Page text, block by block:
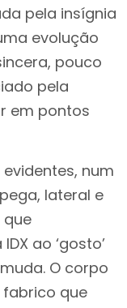
pela insígnia
evolução
pouco
pela
em pontos
num
lateral e
ao ‘gosto’
O corpo
que